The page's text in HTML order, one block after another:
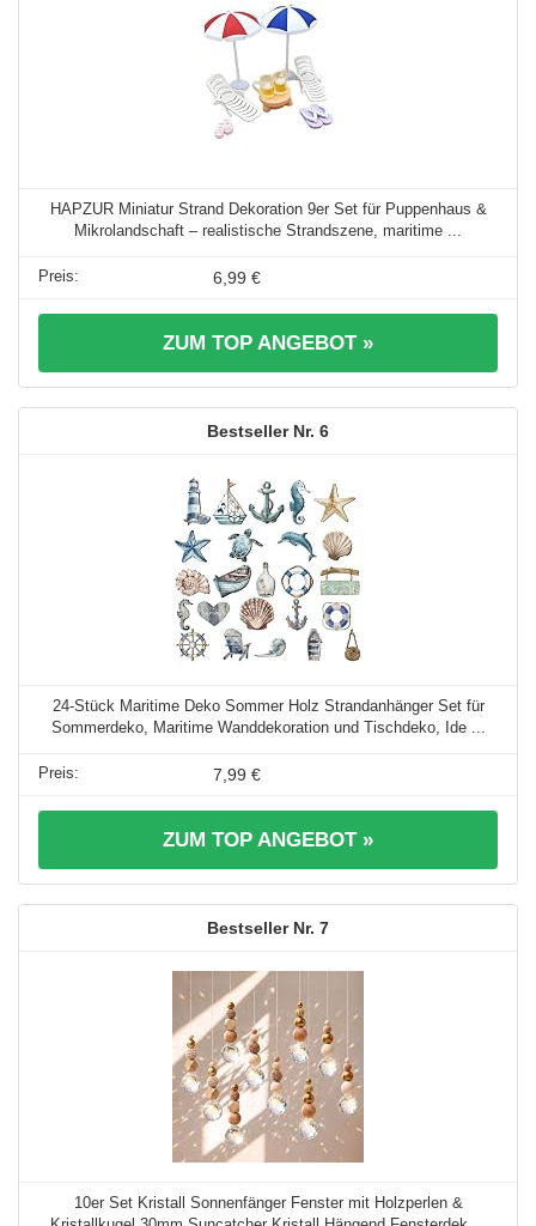
HAPZUR Miniatur Strand Dekoration 9er Set für Puppenhaus &
Mikrolandschaft – realistische Strandszene, maritime ...
6,99 €
ZUM TOP ANGEBOT »
6
24-Stück Maritime Deko Sommer Holz Strandanhänger Set für
Sommerdeko, Maritime Wanddekoration und Tischdeko, Ide ...
7,99 €
ZUM TOP ANGEBOT »
7
10er Set Kristall Sonnenfänger Fenster mit Holzperlen &